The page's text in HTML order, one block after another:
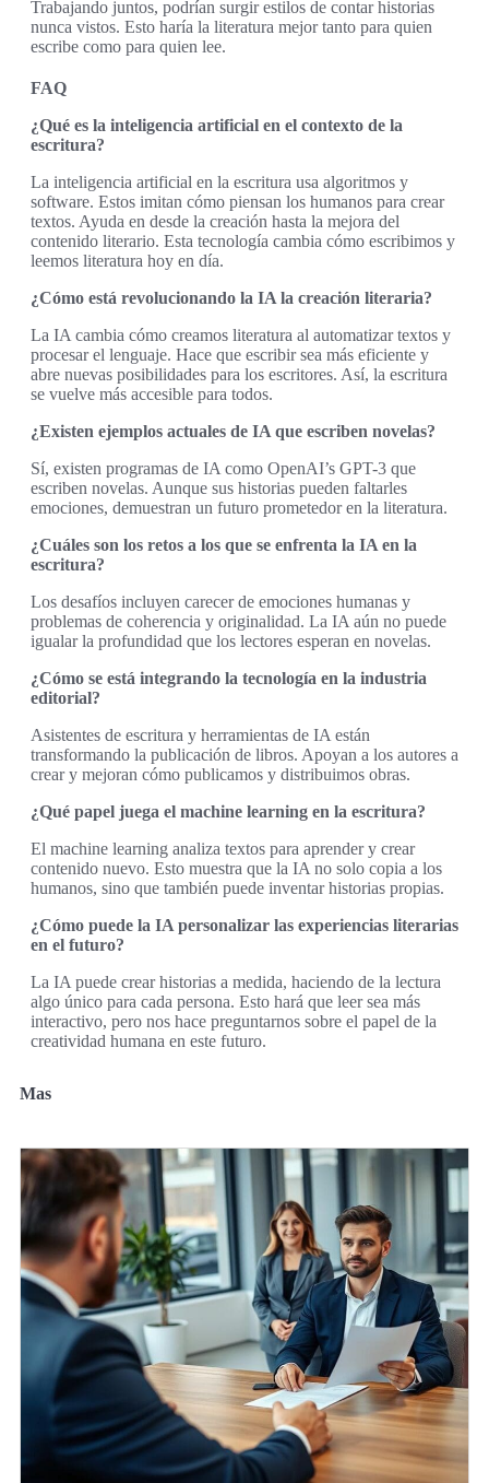
Trabajando juntos, podrían surgir estilos de contar historias
nunca vistos. Esto haría la literatura mejor tanto para quien
escribe como para quien lee.
FAQ
¿Qué es la inteligencia artificial en el contexto de la
escritura?
La inteligencia artificial en la escritura usa algoritmos y
software. Estos imitan cómo piensan los humanos para crear
textos. Ayuda en desde la creación hasta la mejora del
contenido literario. Esta tecnología cambia cómo escribimos y
leemos literatura hoy en día.
¿Cómo está revolucionando la IA la creación literaria?
La IA cambia cómo creamos literatura al automatizar textos y
procesar el lenguaje. Hace que escribir sea más eficiente y
abre nuevas posibilidades para los escritores. Así, la escritura
se vuelve más accesible para todos.
¿Existen ejemplos actuales de IA que escriben novelas?
Sí, existen programas de IA como OpenAI’s GPT-3 que
escriben novelas. Aunque sus historias pueden faltarles
emociones, demuestran un futuro prometedor en la literatura.
¿Cuáles son los retos a los que se enfrenta la IA en la
escritura?
Los desafíos incluyen carecer de emociones humanas y
problemas de coherencia y originalidad. La IA aún no puede
igualar la profundidad que los lectores esperan en novelas.
¿Cómo se está integrando la tecnología en la industria
editorial?
Asistentes de escritura y herramientas de IA están
transformando la publicación de libros. Apoyan a los autores a
crear y mejoran cómo publicamos y distribuimos obras.
¿Qué papel juega el machine learning en la escritura?
El machine learning analiza textos para aprender y crear
contenido nuevo. Esto muestra que la IA no solo copia a los
humanos, sino que también puede inventar historias propias.
¿Cómo puede la IA personalizar las experiencias literarias
en el futuro?
La IA puede crear historias a medida, haciendo de la lectura
algo único para cada persona. Esto hará que leer sea más
interactivo, pero nos hace preguntarnos sobre el papel de la
creatividad humana en este futuro.
Mas